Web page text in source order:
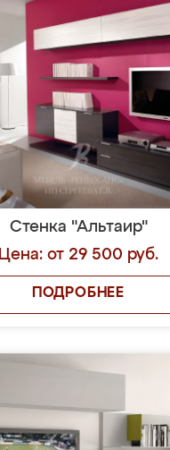
Стенка "Альтаир"
Цена: от 29 500 руб.
ПОДРОБНЕЕ